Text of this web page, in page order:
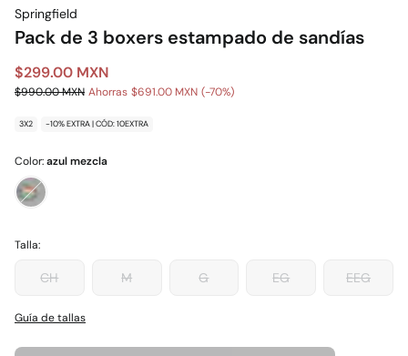
Springfield
Pack de 3 boxers estampado de sandías
$299.00 MXN
$990.00 MXN Ahorras $691.00 MXN 70
3X2 -10% EXTRA | CÓD: 10EXTRA
Color:azul mezcla
Talla:
CH M G EG EEG
Guía de tallas